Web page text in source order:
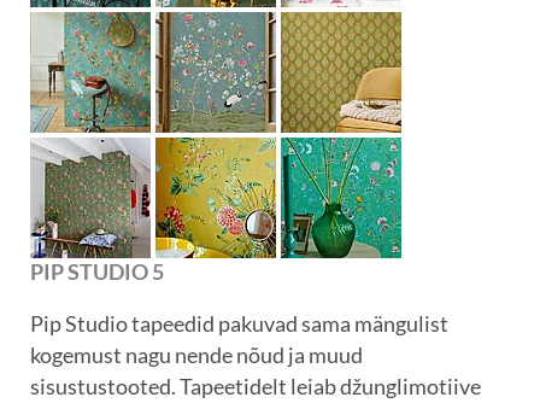
PIP STUDIO 5
Pip Studio tapeedid pakuvad sama mängulist
kogemust nagu nende nõud ja muud
sisustustooted. Tapeetidelt leiab džunglimotiive